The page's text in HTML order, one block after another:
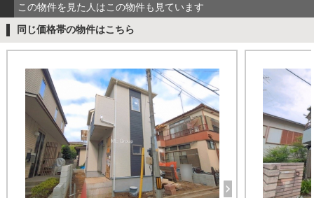
この物件を見た人はこの物件も見ています
同じ価格帯の物件はこちら